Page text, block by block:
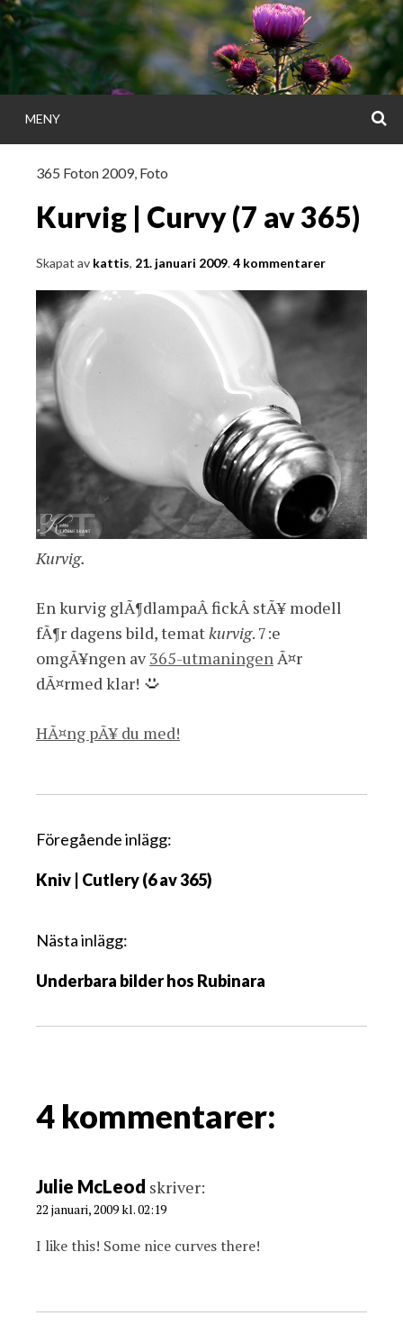
Gå
direkt
till
innehållet
i ord & bild
MENY
365 Foton 2009, Foto
Kurvig | Curvy (7 av 365)
Skapat av kattis, 21. januari 2009.4 kommentarer
Kurvig.
En kurvig glÃ¶dlampaÂ fickÂ stÃ¥ modell
fÃ¶r dagens bild, tematkurvig. 7:e
omgÃ¥ngen av365-utmaningenÃ¤r
dÃ¤rmed klar!
HÃ¤ng pÃ¥ du med!
I
l
g
s
a
g
o
Föregående inlägg:
Kniv | Cutlery (6 av 365)
Nästa inlägg:
Underbara bilder hos Rubinara
4 kommentarer:
Julie McLeod skriver:
22 januari, 2009 kl. 02:19
I like this! Some nice curves there!